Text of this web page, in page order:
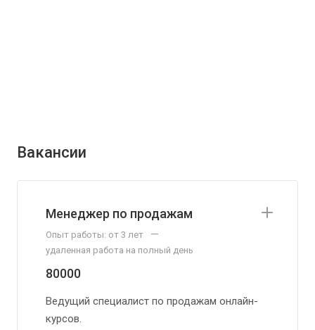
Вакансии
Менеджер по продажам
Опыт работы: от 3 лет —
удаленная работа на полный день
80000
Ведущий специалист по продажам онлайн-
курсов.